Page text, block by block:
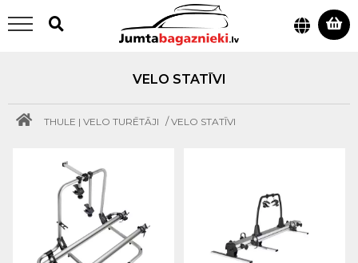
VELO STATĪVI
THULE | VELO TURĒTĀJI /VELO STATĪVI